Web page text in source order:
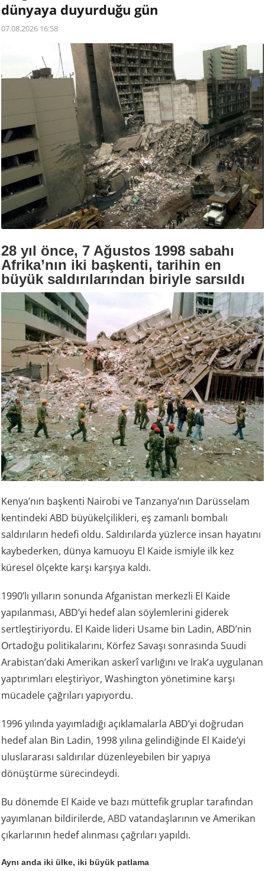
dünyaya duyurduğu gün
07.08.2026 16:58
28 yıl önce, 7 Ağustos 1998 sabahı
Afrika’nın iki başkenti, tarihin en
büyük saldırılarından biriyle sarsıldı
Kenya’nın başkenti Nairobi ve Tanzanya’nın Darüsselam
kentindeki ABD büyükelçilikleri, eş zamanlı bombalı
saldırıların hedefi oldu. Saldırılarda yüzlerce insan hayatını
kaybederken, dünya kamuoyu El Kaide ismiyle ilk kez
küresel ölçekte karşı karşıya kaldı.
1990’lı yılların sonunda Afganistan merkezli El Kaide
yapılanması, ABD’yi hedef alan söylemlerini giderek
sertleştiriyordu. El Kaide lideri Usame bin Ladin, ABD’nin
Ortadoğu politikalarını, Körfez Savaşı sonrasında Suudi
Arabistan’daki Amerikan askerî varlığını ve Irak’a uygulanan
yaptırımları eleştiriyor, Washington yönetimine karşı
mücadele çağrıları yapıyordu.
1996 yılında yayımladığı açıklamalarla ABD’yi doğrudan
hedef alan Bin Ladin, 1998 yılına gelindiğinde El Kaide’yi
uluslararası saldırılar düzenleyebilen bir yapıya
dönüştürme sürecindeydi.
Bu dönemde El Kaide ve bazı müttefik gruplar tarafından
yayımlanan bildirilerde,ABD vatandaşlarının ve Amerikan
çıkarlarının hedef alınması çağrıları yapıldı.
Aynı anda iki ülke, iki büyük patlama